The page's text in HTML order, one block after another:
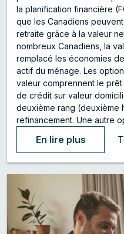
la planification financière
que les Canadiens
retraite grâce à la valeur
nombreux Canadiens, la
remplacé les économies
actif du ménage. Les
valeur comprennent le
de crédit sur valeur
deuxième rang (deuxième
refinancement. Une autre
En lire plus